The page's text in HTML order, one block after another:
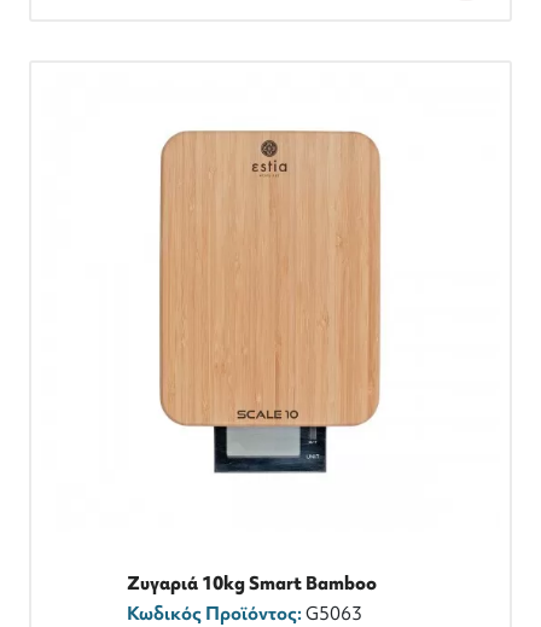
Ζυγαριά 10kg Smart Bamboo
Κωδικός Προϊόντος:G5063